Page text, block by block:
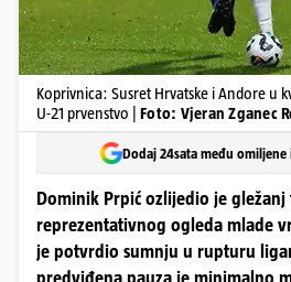
Koprivnica: Susret Hrvatske i Andore u
U-21 prvenstvo | Foto: Vjeran Zganec
Dodaj 24sata među omiljene
Dominik Prpić ozlijedio je
reprezentativnog ogleda mlade
je potvrdio sumnju u rupturu
predviđena pauza je minimalno